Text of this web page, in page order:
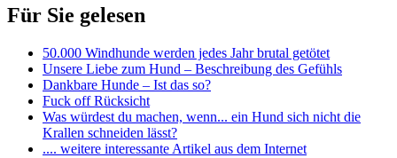
Für Sie gelesen
50.000 Windhunde werden jedes Jahr brutal getötet
Unsere Liebe zum Hund – Beschreibung des Gefühls
Dankbare Hunde – Ist das so?
Fuck off Rücksicht
Was würdest du machen, wenn... ein Hund sich nicht die
Krallen schneiden lässt?
.... weitere interessante Artikel aus dem Internet